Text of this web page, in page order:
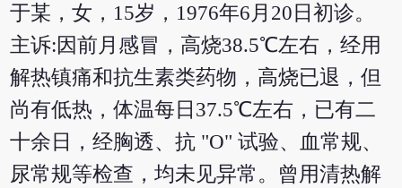
于某，女，15岁，1976年6月20日初诊。
主诉:因前月感冒，高烧38.5℃左右，经用
解热镇痛和抗生素类药物，高烧已退，但
尚有低热，体温每日37.5℃左右，已有二
十余日，经胸透、抗 "O" 试验、血常规、
尿常规等检查，均未见异常。曾用清热解